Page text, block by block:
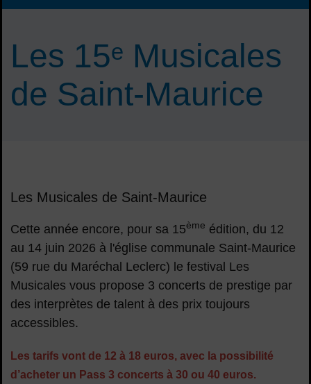
Les 15ᵉ Musicales
de Saint-Maurice
Les Musicales de Saint-Maurice
Cette année encore, pour sa 15ème édition, du 12
au 14 juin 2026 à l'église communale Saint-Maurice
(59 rue du Maréchal Leclerc) le festival Les
Musicales vous propose 3 concerts de prestige par
des interprètes de talent à des prix toujours
accessibles.
Les tarifs vont de 12 à 18 euros, avec la possibilité
d’acheter un Pass 3 concerts à 30 ou 40 euros.